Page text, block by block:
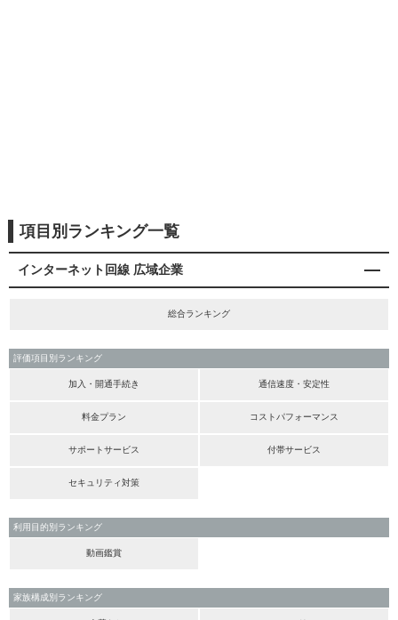
項目別ランキング一覧
インターネット回線 広域企業
総合ランキング
評価項目別ランキング
加入・開通手続き 通信速度・安定性
料金プラン コストパフォーマンス
サポートサービス 付帯サービス
セキュリティ対策
利用目的別ランキング
動画鑑賞
家族構成別ランキング